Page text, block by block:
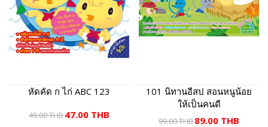
หัดคัด ก ไก่ ABC 123
49.00 THB47.00 THB
101 นิทานอีสป สอนหนูน้อย
ให้เป็นคนดี
99.00 THB89.00 THB